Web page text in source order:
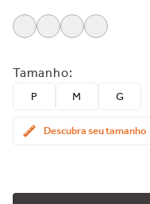
Tamanho:
P M G
Descubra seu tamanho